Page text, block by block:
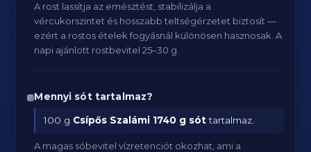
A rost lassítja az emésztést, stabilizálja a
vércukorszintet és hosszabb teltségérzetet biztosít —
ezért a rostos ételek fogyásnál különösen hasznosak. A
napi ajánlott rostbevitel 25–30 g.
Mennyi sót tartalmaz?
100 g Csípős Szalámi 1740 g sóttartalmaz.
A magas sóbevitel vízretenciót okozhat, ami a